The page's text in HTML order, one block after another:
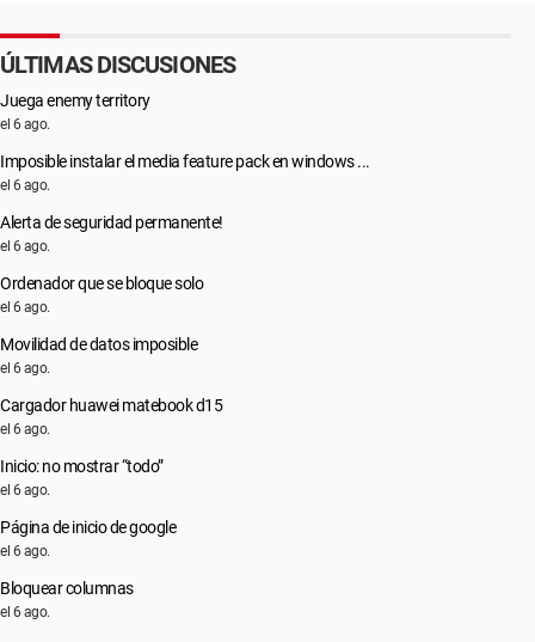
ÚLTIMAS DISCUSIONES
Juega enemy territory
el 6 ago.
Imposible instalar el media feature pack en windows ...
el 6 ago.
Alerta de seguridad permanente!
el 6 ago.
Ordenador que se bloque solo
el 6 ago.
Movilidad de datos imposible
el 6 ago.
Cargador huawei matebook d15
el 6 ago.
Inicio: no mostrar “todo”
el 6 ago.
Página de inicio de google
el 6 ago.
Bloquear columnas
el 6 ago.